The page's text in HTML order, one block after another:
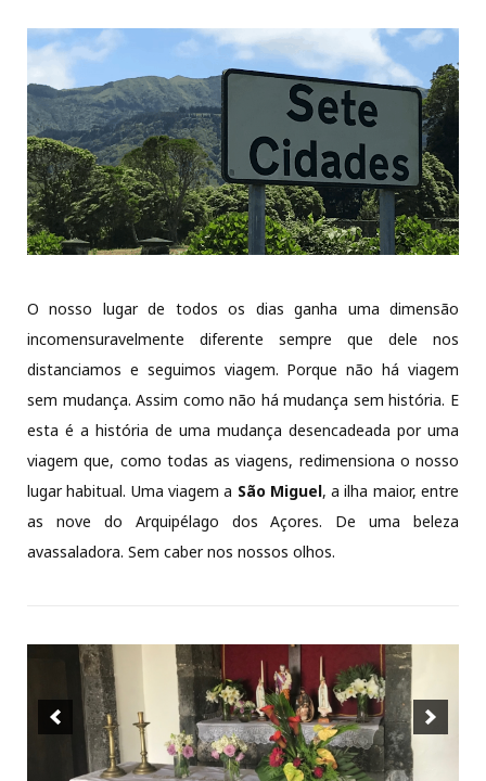
O nosso lugar de todos os dias ganha uma dimensão
incomensuravelmente diferente sempre que dele nos
distanciamos e seguimos viagem. Porque não há viagem
sem mudança. Assim como não há mudança sem história. E
esta é a história de uma mudança desencadeada por uma
viagem que, como todas as viagens, redimensiona o nosso
lugar habitual. Uma viagem a São Miguel, a ilha maior, entre
as nove do Arquipélago dos Açores. De uma beleza
avassaladora. Sem caber nos nossos olhos.